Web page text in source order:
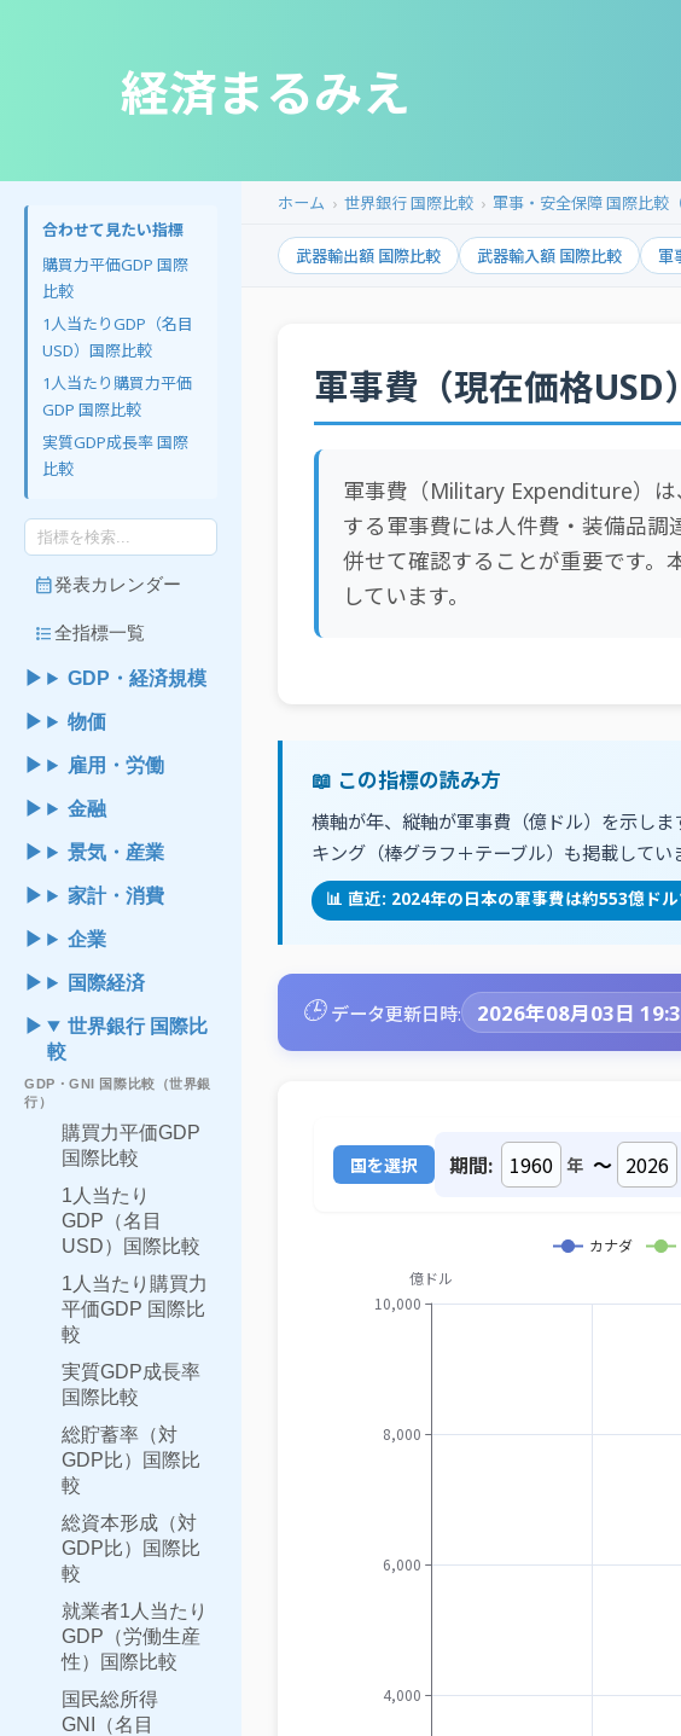
経済まるみえ
合わせて見たい指標
購買力平価GDP 国際
比較
1人当たりGDP（名目
USD）国際比較
1人当たり購買力平価
GDP 国際比較
実質GDP成長率 国際
比較
calendar_month発表カレンダー
format_list_bulleted全指標一覧
GDP・経済規模
物価
雇用・労働
金融
景気・産業
家計・消費
企業
国際経済
世界銀行 国際比
較
GDP・GNI 国際比較（世界銀
行）
購買力平価GDP
国際比較
1人当たり
GDP（名目
USD）国際比較
1人当たり購買力
平価GDP 国際比
較
実質GDP成長率
国際比較
総貯蓄率（対
GDP比）国際比
較
総資本形成（対
GDP比）国際比
較
就業者1人当たり
GDP（労働生産
性）国際比較
国民総所得
GNI（名目
ホーム 世界銀行 国際比較 軍事・安全保障 国際比較
武器輸出額 国際比較 武器輸入額 国際比較 軍
軍事費（現在価格
軍事費（Military Expenditure）は
する軍事費には人件費・装備品調
併せて確認することが重要です。
しています。
📖 この指標の読み方
横軸が年、縦軸が軍事費（億ドル）を示し
キング（棒グラフ＋テーブル）も掲載してい
📊 直近: 2024年の日本の軍事費は約553億ドル
🕒 データ更新日時: 2026年08月03日
国を選択 期間: 年 ～